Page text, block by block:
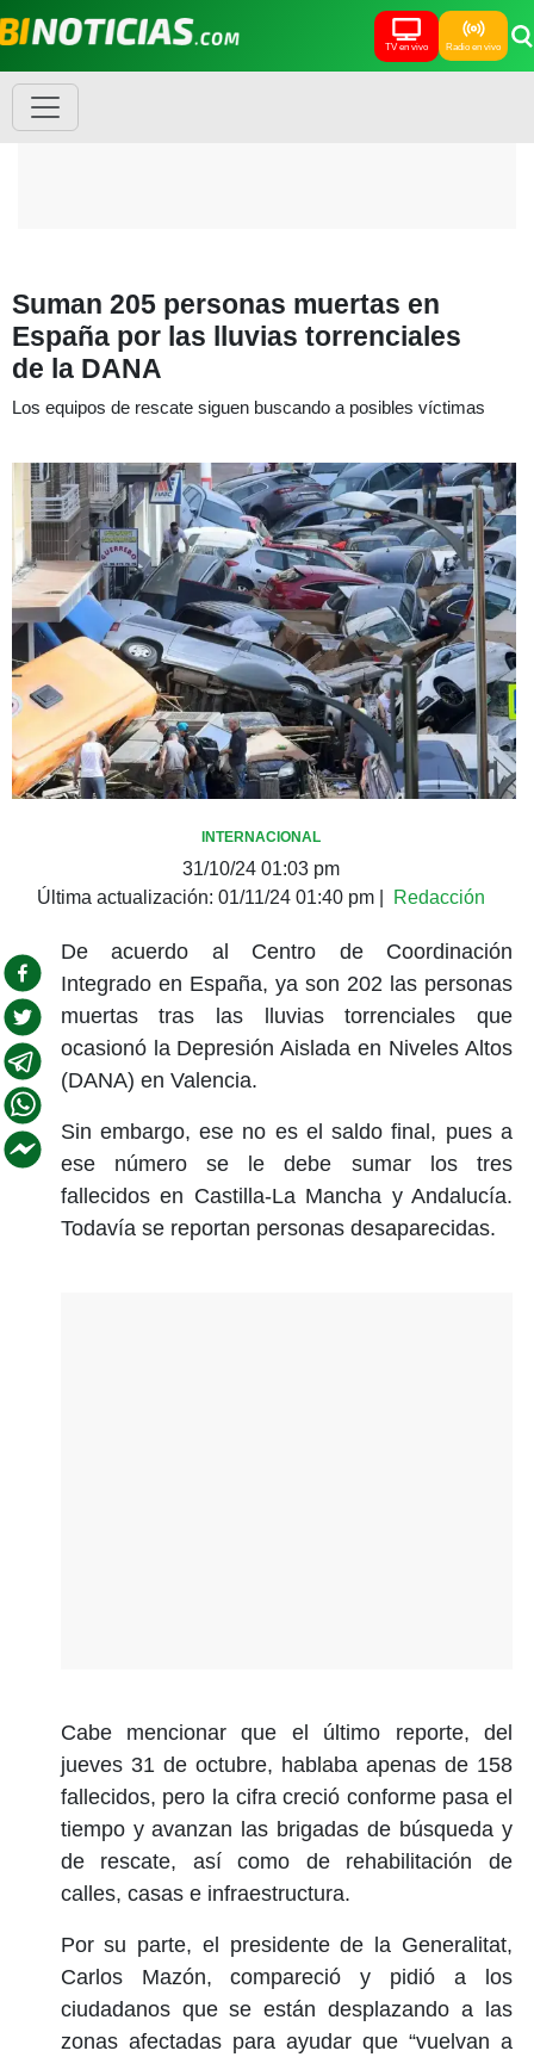
TV en vivo Radio en vivo
Suman 205 personas muertas en
España por las lluvias torrenciales
de la DANA
Los equipos de rescate siguen buscando a posibles víctimas
INTERNACIONAL
31/10/24 01:03 pm
Última actualización: 01/11/24 01:40 pm Redacción
De acuerdo al Centro de Coordinación
Integrado en España, ya son 202 las personas
muertas tras las lluvias torrenciales que
ocasionó la Depresión Aislada en Niveles Altos
(DANA) en Valencia.
Sin embargo, ese no es el saldo final, pues a
ese número se le debe sumar los tres
fallecidos en Castilla-La Mancha y Andalucía.
Todavía se reportan personas desaparecidas.
Cabe mencionar que el último reporte, del
jueves 31 de octubre, hablaba apenas de 158
fallecidos, pero la cifra creció conforme pasa el
tiempo y avanzan las brigadas de búsqueda y
de rescate, así como de rehabilitación de
calles, casas e infraestructura.
Por su parte, el presidente de la Generalitat,
Carlos Mazón, compareció y pidió a los
ciudadanos que se están desplazando a las
zonas afectadas para ayudar que “vuelvan a